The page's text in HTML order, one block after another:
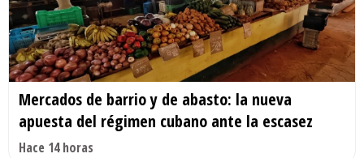
Mercados de barrio y de abasto: la nueva
apuesta del régimen cubano ante la escasez
Hace 14 horas